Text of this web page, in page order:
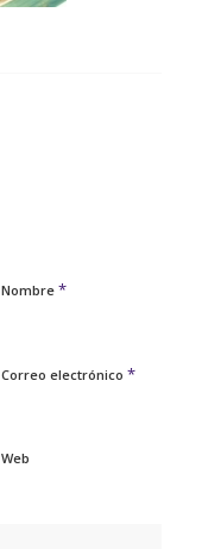
Nombre *
Correo electrónico *
Web